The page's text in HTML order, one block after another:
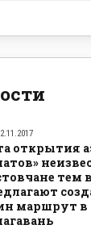
открытия
тем
маршрут в